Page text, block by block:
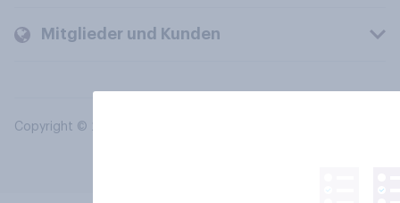
Mitglieder und Kunden
Copyright © 2026 YouGov PLC. Alle Rechte vorbehalten.